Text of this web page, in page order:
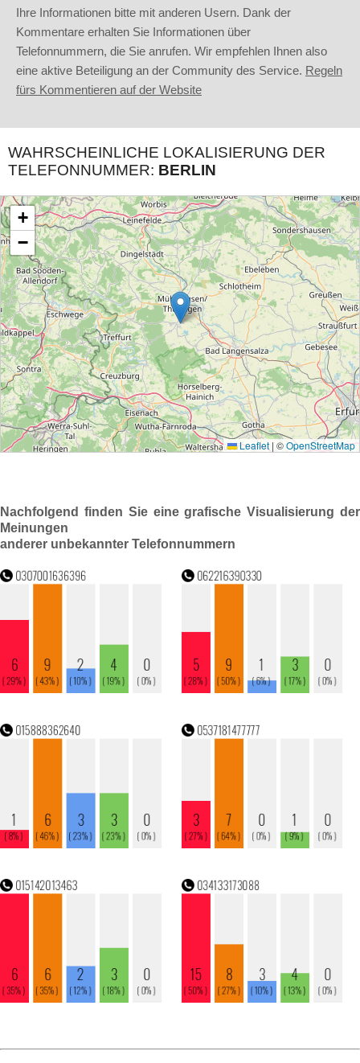
Ihre Informationen bitte mit anderen Usern. Dank der
Kommentare erhalten Sie Informationen über
Telefonnummern, die Sie anrufen. Wir empfehlen Ihnen also
eine aktive Beteiligung an der Community des Service. Regeln
fürs Kommentieren auf der Website
WAHRSCHEINLICHE LOKALISIERUNG DER
TELEFONNUMMER: BERLIN
Nachfolgend finden Sie eine grafische Visualisierung der
Meinungen
anderer unbekannter Telefonnummern